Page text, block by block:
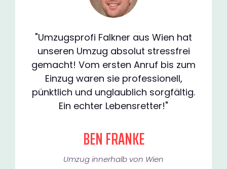
"Umzugsprofi Falkner aus Wien hat
unseren Umzug absolut stressfrei
gemacht! Vom ersten Anruf bis zum
Einzug waren sie professionell,
pünktlich und unglaublich sorgfältig.
Ein echter Lebensretter!"
BEN FRANKE
Umzug innerhalb von Wien​